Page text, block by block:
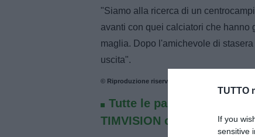
TUTTO
If you
sensitive
"Siamo alla ricerca di un
avanti con quei calciatori che hanno
maglia. Dopo l'amichevole di
uscita".
© Riproduzione riservata
Tutte le partite di Serie A
TIMVISION con DAZN!